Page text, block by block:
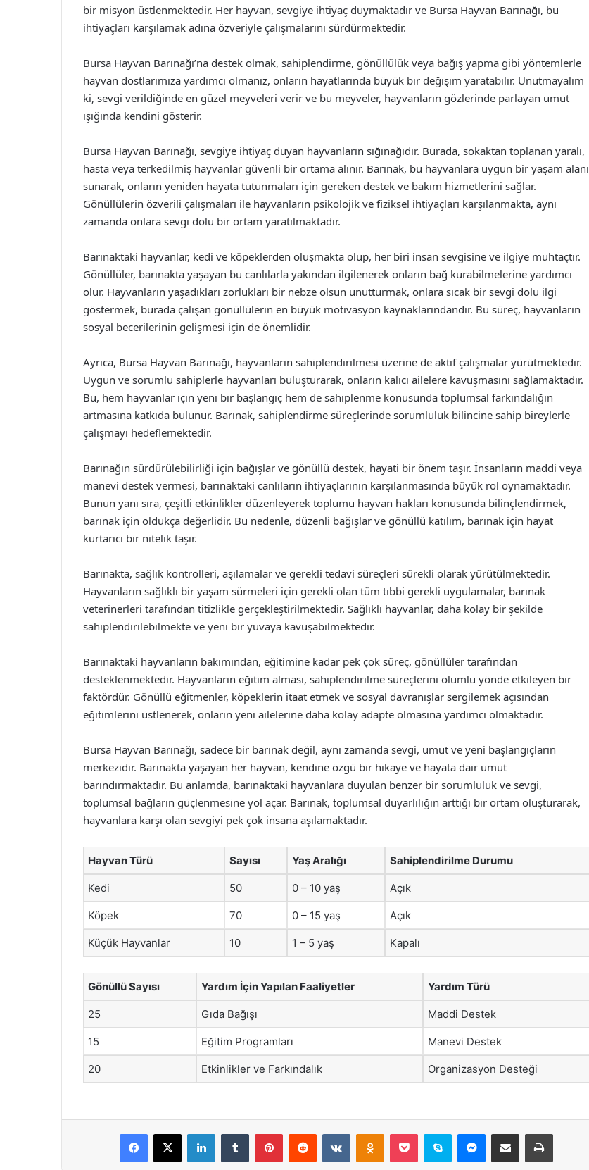
bir misyon üstlenmektedir. Her hayvan, sevgiye ihtiyaç duymaktadır ve Bursa Hayvan Barınağı, bu
ihtiyaçları karşılamak adına özveriyle çalışmalarını sürdürmektedir.
Bursa Hayvan Barınağı’na destek olmak, sahiplendirme, gönüllülük veya bağış yapma gibi yöntemlerle
hayvan dostlarımıza yardımcı olmanız, onların hayatlarında büyük bir değişim yaratabilir. Unutmayalım
ki, sevgi verildiğinde en güzel meyveleri verir ve bu meyveler, hayvanların gözlerinde parlayan umut
ışığında kendini gösterir.
Bursa Hayvan Barınağı, sevgiye ihtiyaç duyan hayvanların sığınağıdır. Burada, sokaktan toplanan yaralı,
hasta veya terkedilmiş hayvanlar güvenli bir ortama alınır. Barınak, bu hayvanlara uygun bir yaşam alanı
sunarak, onların yeniden hayata tutunmaları için gereken destek ve bakım hizmetlerini sağlar.
Gönüllülerin özverili çalışmaları ile hayvanların psikolojik ve fiziksel ihtiyaçları karşılanmakta, aynı
zamanda onlara sevgi dolu bir ortam yaratılmaktadır.
Barınaktaki hayvanlar, kedi ve köpeklerden oluşmakta olup, her biri insan sevgisine ve ilgiye muhtaçtır.
Gönüllüler, barınakta yaşayan bu canlılarla yakından ilgilenerek onların bağ kurabilmelerine yardımcı
olur. Hayvanların yaşadıkları zorlukları bir nebze olsun unutturmak, onlara sıcak bir sevgi dolu ilgi
göstermek, burada çalışan gönüllülerin en büyük motivasyon kaynaklarındandır. Bu süreç, hayvanların
sosyal becerilerinin gelişmesi için de önemlidir.
Ayrıca, Bursa Hayvan Barınağı, hayvanların sahiplendirilmesi üzerine de aktif çalışmalar yürütmektedir.
Uygun ve sorumlu sahiplerle hayvanları buluşturarak, onların kalıcı ailelere kavuşmasını sağlamaktadır.
Bu, hem hayvanlar için yeni bir başlangıç hem de sahiplenme konusunda toplumsal farkındalığın
artmasına katkıda bulunur. Barınak, sahiplendirme süreçlerinde sorumluluk bilincine sahip bireylerle
çalışmayı hedeflemektedir.
Barınağın sürdürülebilirliği için bağışlar ve gönüllü destek, hayati bir önem taşır. İnsanların maddi veya
manevi destek vermesi, barınaktaki canlıların ihtiyaçlarının karşılanmasında büyük rol oynamaktadır.
Bunun yanı sıra, çeşitli etkinlikler düzenleyerek toplumu hayvan hakları konusunda bilinçlendirmek,
barınak için oldukça değerlidir. Bu nedenle, düzenli bağışlar ve gönüllü katılım, barınak için hayat
kurtarıcı bir nitelik taşır.
Barınakta, sağlık kontrolleri, aşılamalar ve gerekli tedavi süreçleri sürekli olarak yürütülmektedir.
Hayvanların sağlıklı bir yaşam sürmeleri için gerekli olan tüm tıbbi gerekli uygulamalar, barınak
veterinerleri tarafından titizlikle gerçekleştirilmektedir. Sağlıklı hayvanlar, daha kolay bir şekilde
sahiplendirilebilmekte ve yeni bir yuvaya kavuşabilmektedir.
Barınaktaki hayvanların bakımından, eğitimine kadar pek çok süreç, gönüllüler tarafından
desteklenmektedir. Hayvanların eğitim alması, sahiplendirilme süreçlerini olumlu yönde etkileyen bir
faktördür. Gönüllü eğitmenler, köpeklerin itaat etmek ve sosyal davranışlar sergilemek açısından
eğitimlerini üstlenerek, onların yeni ailelerine daha kolay adapte olmasına yardımcı olmaktadır.
Bursa Hayvan Barınağı, sadece bir barınak değil, aynı zamanda sevgi, umut ve yeni başlangıçların
merkezidir. Barınakta yaşayan her hayvan, kendine özgü bir hikaye ve hayata dair umut
barındırmaktadır. Bu anlamda, barınaktaki hayvanlara duyulan benzer bir sorumluluk ve sevgi,
toplumsal bağların güçlenmesine yol açar. Barınak, toplumsal duyarlılığın arttığı bir ortam oluşturarak,
hayvanlara karşı olan sevgiyi pek çok insana aşılamaktadır.
Hayvan Türü Sayısı Yaş Aralığı Sahiplendirilme Durumu
Kedi 50 0 – 10 yaş Açık
Köpek 70 0 – 15 yaş Açık
Küçük Hayvanlar 10 1 – 5 yaş Kapalı
Gönüllü Sayısı Yardım İçin Yapılan Faaliyetler Yardım Türü
25 Gıda Bağışı Maddi Destek
15 Eğitim Programları Manevi Destek
20 Etkinlikler ve Farkındalık Organizasyon Desteği
Facebook
X LinkedInTumblr PinterestReddit VKontakteOdnoklassniki
Pocket Skype Messenger
E-Posta ile paylaş Yazdır